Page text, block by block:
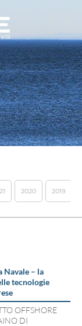
2020 2019
Navale – la
tecnologie
OFFSHORE
DI